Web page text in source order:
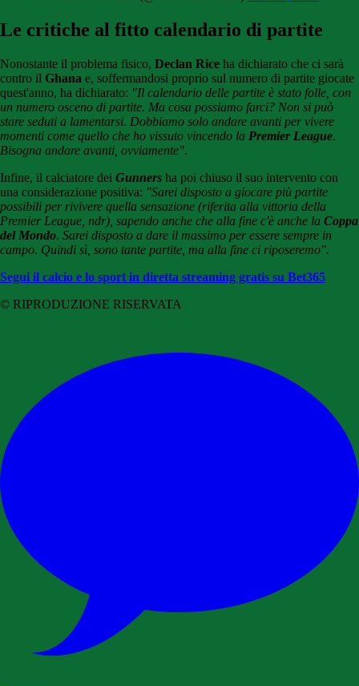
Le critiche al fitto calendario di partite
Nonostante il problema fisico, Declan Rice ha dichiarato che ci sarà
contro il Ghana e, soffermandosi proprio sul numero di partite giocate
quest'anno, ha dichiarato: "Il calendario delle partite è stato folle, con
un numero osceno di partite. Ma cosa possiamo farci? Non si può
stare seduti a lamentarsi. Dobbiamo solo andare avanti per vivere
momenti come quello che ho vissuto vincendo la Premier League.
Bisogna andare avanti, ovviamente".
Infine, il calciatore dei Gunners ha poi chiuso il suo intervento con
una considerazione positiva: "Sarei disposto a giocare più partite
possibili per rivivere quella sensazione (riferita alla vittoria della
Premier League, ndr), sapendo anche che alla fine c'è anche la Coppa
del Mondo. Sarei disposto a dare il massimo per essere sempre in
campo. Quindi sì, sono tante partite, ma alla fine ci riposeremo".
Segui il calcio e lo sport in diretta streaming gratis su Bet365
© RIPRODUZIONE RISERVATA